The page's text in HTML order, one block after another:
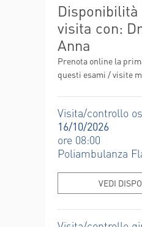
visita con:
Anna
Prenota online la
questi esami / visite
Visita/controllo
16/10/2026
ore 08:00
Poliambulanza
VEDI